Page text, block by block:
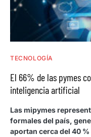
TECNOLOGÍA
El 66% de las pymes
inteligencia artificial
Las mipymes
formales del país,
aportan cerca del 40 %